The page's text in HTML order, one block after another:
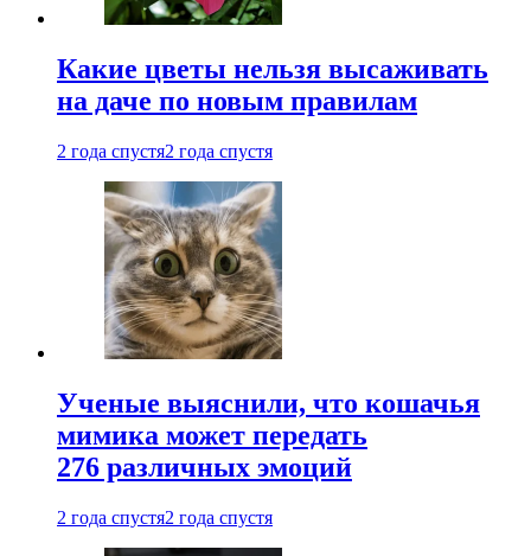
Какие цветы нельзя высаживать
на даче по новым правилам
2 года спустя2 года спустя
Ученые выяснили, что кошачья
мимика может передать
276 различных эмоций
2 года спустя2 года спустя